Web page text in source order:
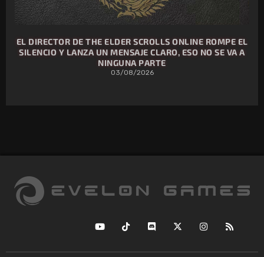
EL DIRECTOR DE THE ELDER SCROLLS ONLINE ROMPE EL
SILENCIO Y LANZA UN MENSAJE CLARO, ESO NO SE VA A
NINGUNA PARTE
03/08/2026